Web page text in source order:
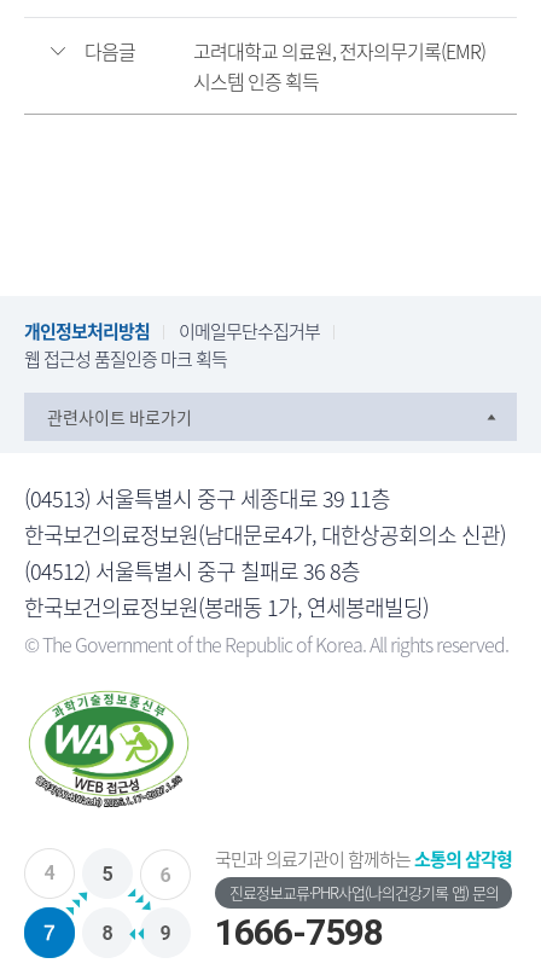
다음글
고려대학교 의료원, 전자의무기록(EMR)
시스템 인증 획득
개인정보처리방침
이메일무단수집거부
웹 접근성 품질인증 마크 획득
관련사이트 바로가기
(04513) 서울특별시 중구 세종대로 39 11층
한국보건의료정보원(남대문로4가, 대한상공회의소 신관)
(04512) 서울특별시 중구 칠패로 36 8층
한국보건의료정보원(봉래동 1가, 연세봉래빌딩)
© The Government of the Republic of Korea. All rights reserved.
국민과 의료기관이 함께하는소통의 삼각형
진료정보교류·PHR사업(나의건강기록 앱) 문의
1666-7598